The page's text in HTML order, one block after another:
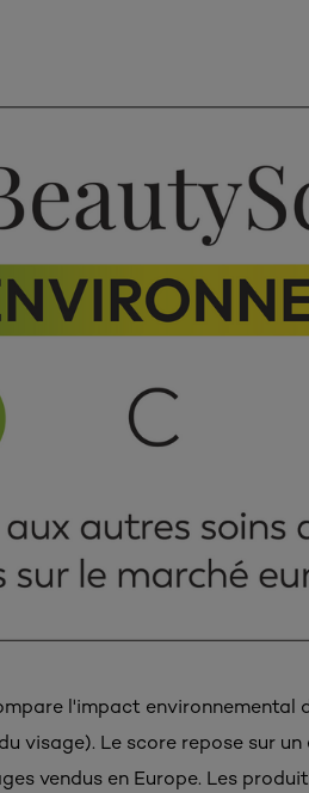
l'impact environnemental
visage). Le score repose sur
vendus en Europe. Les